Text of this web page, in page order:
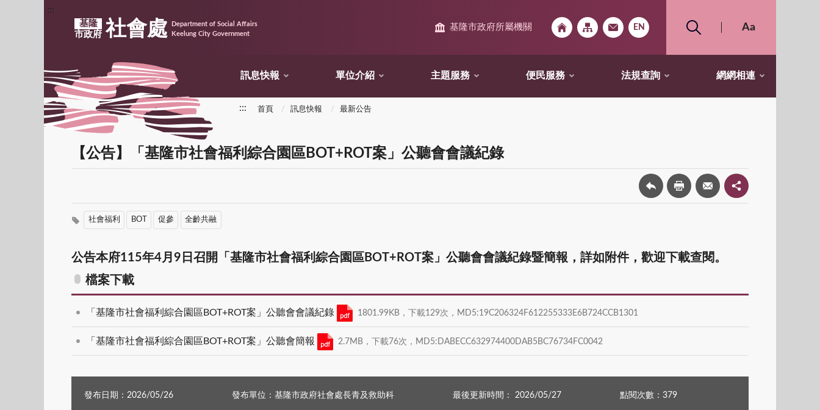
:::
基隆
市政府 社會處
Department of Social Affairs
Keelung City Government
基隆市政府所屬機關
訊息快報 單位介紹 主題服務 便民服務 法規查詢 網網相連
::: 首頁 訊息快報 最新公告
【公告】「基隆市社會福利綜合園區BOT+ROT案」公聽會會議紀錄
社會福利 BOT 促參 全齡共融
公告本府115年4月9日召開「基隆市社會福利綜合園區BOT+ROT案」公聽會會議紀錄暨簡報，詳如附件，歡迎下載查閱。
檔案下載
「基隆市社會福利綜合園區BOT+ROT案」公聽會會議紀錄 1801.99KB，下載129次，MD5:19C206324F612255333E6B724CCB1301
「基隆市社會福利綜合園區BOT+ROT案」公聽會簡報 2.7MB，下載76次，MD5:DABECC632974400DAB5BC76734FC0042
發布日期：2026/05/26 發布單位：基隆市政府社會處長青及救助科 最後更新時間： 2026/05/27 點閱次數：379